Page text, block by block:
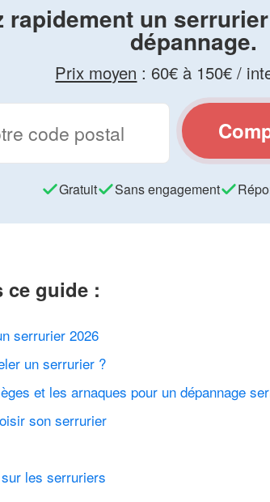
rapidement un
dépannage.
Prix moyen : 60€ à 150€ /
Gratuit Sans engagement
ce guide :
serrurier 2026
un serrurier ?
et les arnaques pour un dépannage
son serrurier
les serruriers